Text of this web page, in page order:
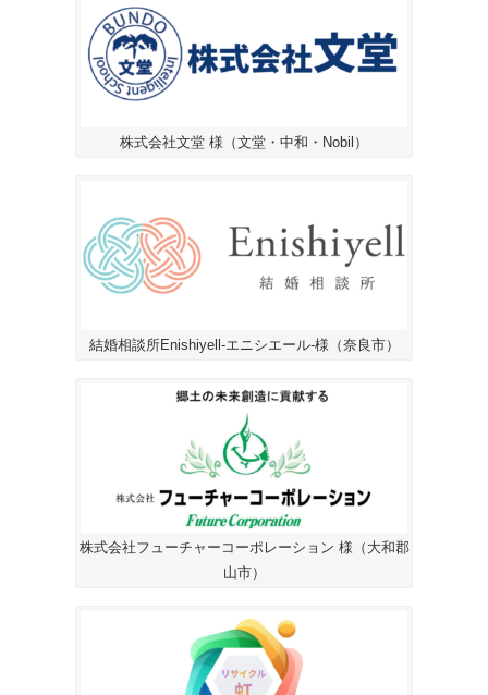
株式会社文堂 様（文堂・中和・Nobil）
結婚相談所Enishiyell-エニシエール-様（奈良市）
株式会社フューチャーコーポレーション 様（大和郡
山市）